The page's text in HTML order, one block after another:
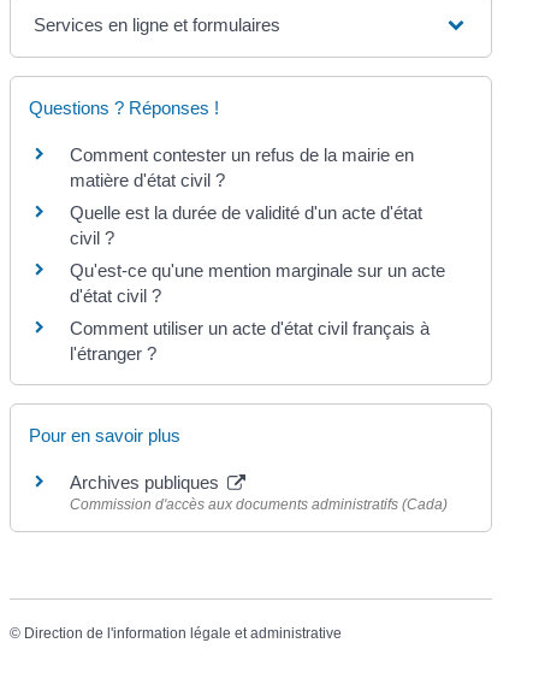
Services en ligne et formulaires
Questions ? Réponses !
Comment contester un refus de la mairie en
matière d'état civil ?
Quelle est la durée de validité d'un acte d'état
civil ?
Qu'est-ce qu'une mention marginale sur un acte
d'état civil ?
Comment utiliser un acte d'état civil français à
l'étranger ?
Pour en savoir plus
Archives publiques
Commission d'accès aux documents administratifs (Cada)
© Direction de l'information légale et administrative